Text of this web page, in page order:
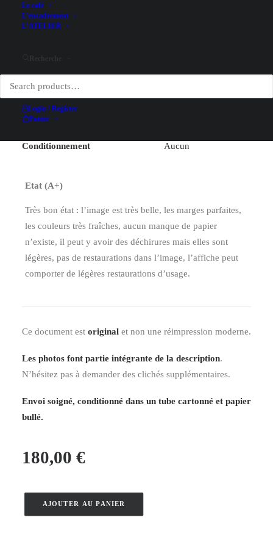
Le café
L’encadrement
L’ATELIER
Login / Register
Panier
Hauteur (hors entoilage)
Date
Conditionnement
Aucun
Etat (A+)
Très bon état : l’image est très belle, les marges parfaites,
les couleurs très fraîches, aucun manque de papier
n’existe, il peut y avoir des déchirures mais elles sont
légères, pas de restaurations dans l’image, l’affiche peut
comporter de légères restaurations d’usage.
Ce document est original et non une réimpression moderne.
Les photos font partie intégrante de la description.
N’hésitez pas à demander des clichés supplémentaires.
Envoi soigné, conditionné dans un tube cartonné et papier
bullé.
180,00 €
AJOUTER AU PANIER